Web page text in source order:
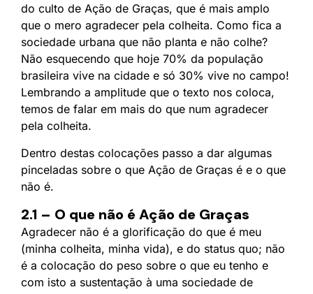
do culto de Ação de Graças, que é mais amplo
que o mero agradecer pela colheita. Como fica a
sociedade urbana que não planta e não colhe?
Não esquecendo que hoje 70% da população
brasileira vive na cidade e só 30% vive no campo!
Lembrando a amplitude que o texto nos coloca,
temos de falar em mais do que num agradecer
pela colheita.
Dentro destas colocações passo a dar algumas
pinceladas sobre o que Ação de Graças é e o que
não é.
2.1 – O que não é Ação de Graças
Agradecer não é a glorificação do que é meu
(minha colheita, minha vida), e do status quo; não
é a colocação do peso sobre o que eu tenho e
com isto a sustentação à uma sociedade de